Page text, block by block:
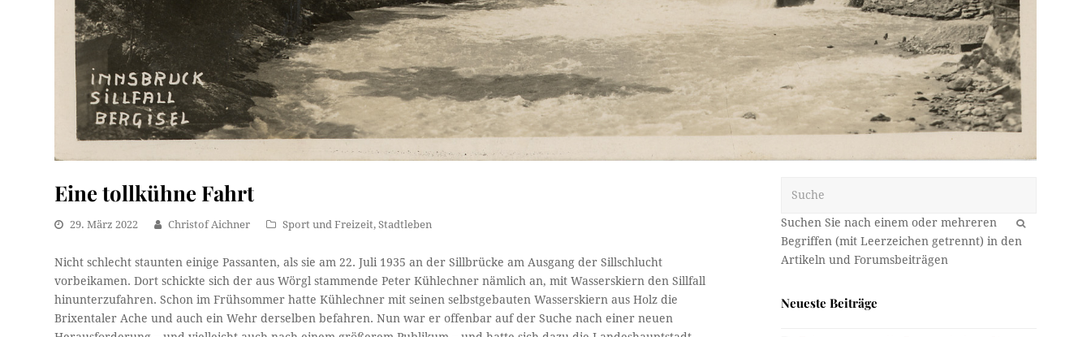
Eine tollkühne Fahrt
29. März 2022 Christof Aichner Sport und Freizeit,Stadtleben
Nicht schlecht staunten einige Passanten, als sie am 22. Juli 1935 an der Sillbrücke am Ausgang der Sillschlucht
vorbeikamen. Dort schickte sich der aus Wörgl stammende Peter Kühlechner nämlich an, mit Wasserskiern den Sillfall
hinunterzufahren. Schon im Frühsommer hatte Kühlechner mit seinen selbstgebauten Wasserskiern aus Holz die
Brixentaler Ache und auch ein Wehr derselben befahren. Nun war er offenbar auf der Suche nach einer neuen
OK
Neueste Beiträge